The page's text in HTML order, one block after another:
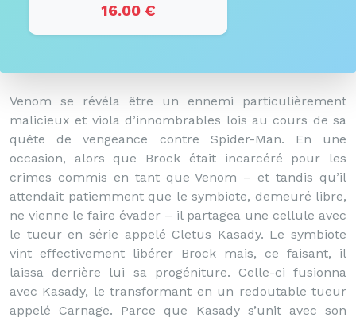
16.00 €
Venom se révéla être un ennemi particulièrement
malicieux et viola d’innombrables lois au cours de sa
quête de vengeance contre Spider-Man. En une
occasion, alors que Brock était incarcéré pour les
crimes commis en tant que Venom – et tandis qu’il
attendait patiemment que le symbiote, demeuré libre,
ne vienne le faire évader – il partagea une cellule avec
le tueur en série appelé Cletus Kasady. Le symbiote
vint effectivement libérer Brock mais, ce faisant, il
laissa derrière lui sa progéniture. Celle-ci fusionna
avec Kasady, le transformant en un redoutable tueur
appelé Carnage. Parce que Kasady s’unit avec son